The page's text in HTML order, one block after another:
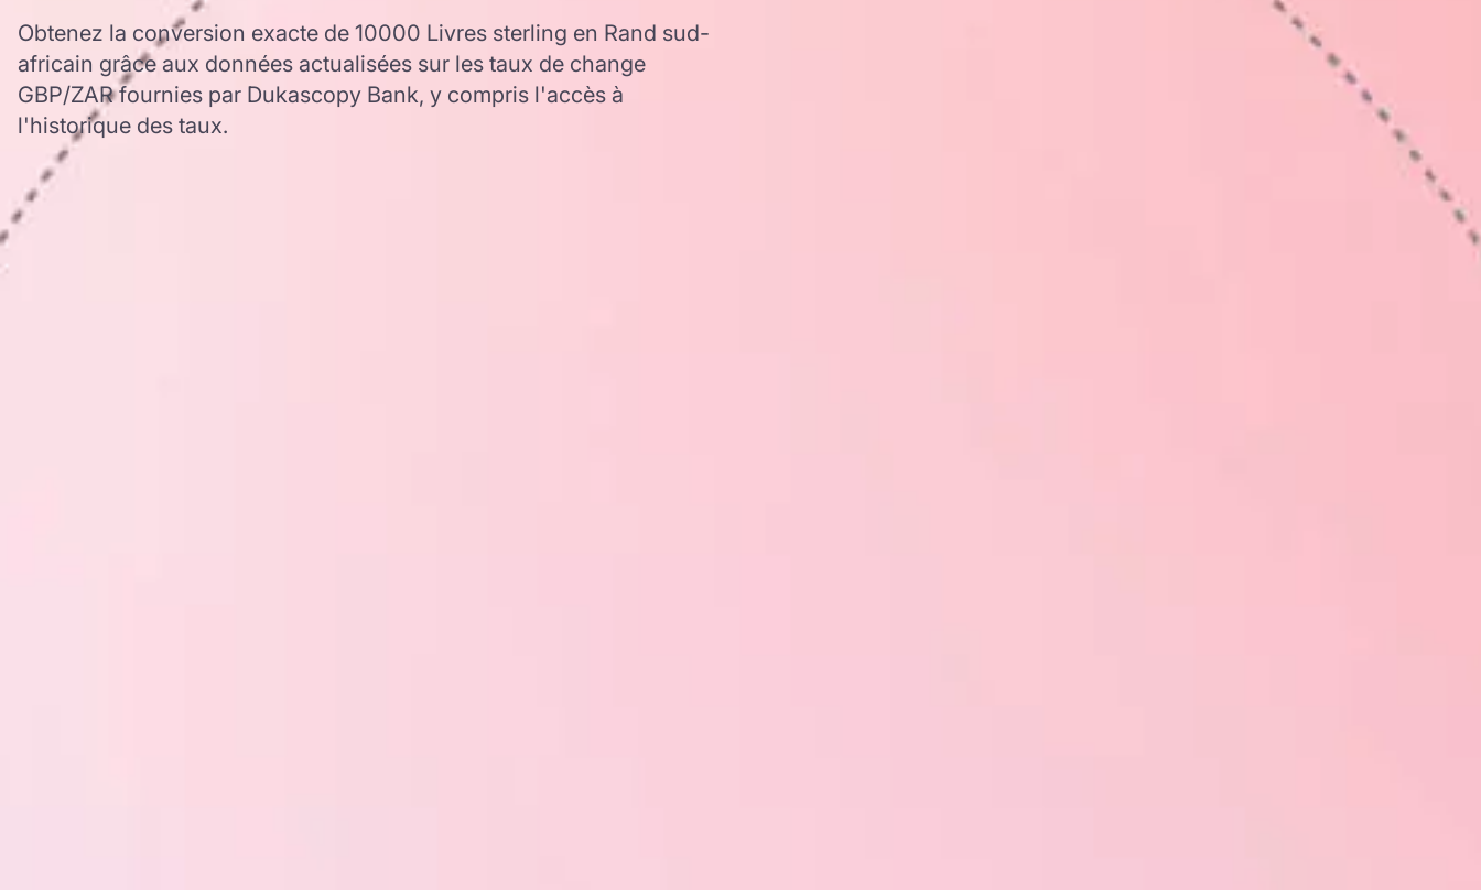
Obtenez la conversion exacte de 10000 Livres sterling en Rand sud-
africain grâce aux données actualisées sur les taux de change
GBP/ZAR fournies par Dukascopy Bank, y compris l'accès à
l'historique des taux.